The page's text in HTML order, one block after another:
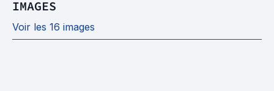
IMAGES
Voir les 16 images